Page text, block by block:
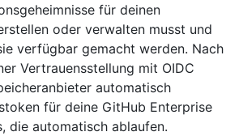
für deinen
oder verwalten musst und
verfügbar gemacht werden. Nach
Vertrauensstellung mit OIDC
automatisch
für deine GitHub Enterprise
die automatisch ablaufen.